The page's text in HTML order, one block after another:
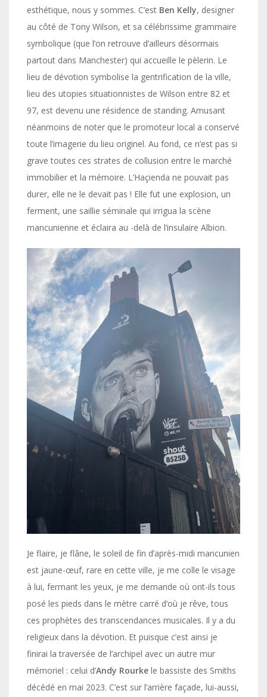
esthétique, nous y sommes. C’est Ben Kelly, designer
au côté de Tony Wilson, et sa célébrissime grammaire
symbolique (que l’on retrouve d’ailleurs désormais
partout dans Manchester) qui accueille le pèlerin. Le
lieu de dévotion symbolise la gentrification de la ville,
lieu des utopies situationnistes de Wilson entre 82 et
97, est devenu une résidence de standing. Amusant
néanmoins de noter que le promoteur local a conservé
toute l’imagerie du lieu originel. Au fond, ce n’est pas si
grave toutes ces strates de collusion entre le marché
immobilier et la mémoire. L’Haçienda ne pouvait pas
durer, elle ne le devait pas ! Elle fut une explosion, un
ferment, une saillie séminale qui irrigua la scène
mancunienne et éclaira au -delà de l’insulaire Albion.
Je flaire, je flâne, le soleil de fin d’après-midi mancunien
est jaune-œuf, rare en cette ville, je me colle le visage
à lui, fermant les yeux, je me demande où ont-ils tous
posé les pieds dans le mètre carré d’où je rêve, tous
ces prophètes des transcendances musicales. Il y a du
religieux dans la dévotion. Et puisque c’est ainsi je
finirai la traversée de l’archipel avec un autre mur
mémoriel : celui d’Andy Rourke le bassiste des Smiths
décédé en mai 2023. C’est sur l’arrière façade, lui-aussi,